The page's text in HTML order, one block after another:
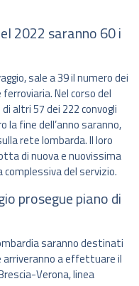
2022 saranno 60 i
sale a 39 il numero dei
Nel corso del
di altri 57 dei 222 convogli
la fine dell’anno saranno,
rete lombarda. Il loro
di nuova e nuovissima
complessiva del servizio.
prosegue piano di
saranno destinati
arriveranno a effettuare il
Verona, linea